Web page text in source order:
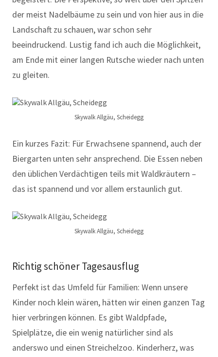
der meist Nadelbäume zu sein und von hier aus in die
Landschaft zu schauen, war schon sehr
beeindruckend. Lustig fand ich auch die Möglichkeit,
am Ende mit einer langen Rutsche wieder nach unten
zu gleiten.
Skywalk Allgäu, Scheidegg
Ein kurzes Fazit: Für Erwachsene spannend, auch der
Biergarten unten sehr ansprechend. Die Essen neben
den üblichen Verdächtigen teils mit Waldkräutern –
das ist spannend und vor allem erstaunlich gut.
Skywalk Allgäu, Scheidegg
Richtig schöner Tagesausflug
Perfekt ist das Umfeld für Familien: Wenn unsere
Kinder noch klein wären, hätten wir einen ganzen Tag
hier verbringen können. Es gibt Waldpfade,
Spielplätze, die ein wenig natürlicher sind als
anderswo und einen Streichelzoo. Kinderherz, was